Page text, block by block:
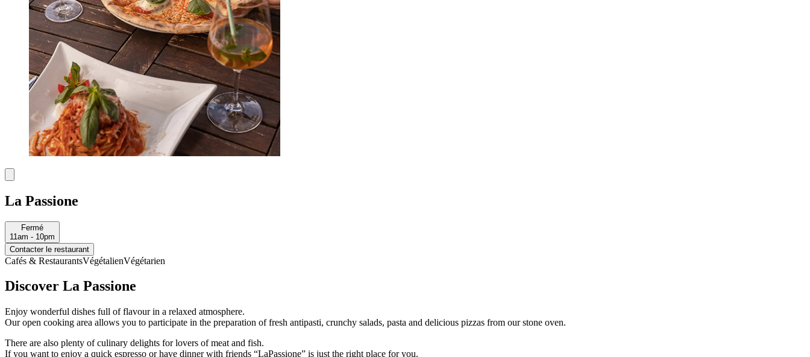
La Passione
Fermé
11am - 10pm
Contacter le restaurant
Cafés & RestaurantsVégétalienVégétarien
Discover La Passione
Enjoy wonderful dishes full of flavour in a relaxed atmosphere.
Our open cooking area allows you to participate in the preparation of fresh antipasti, crunchy salads, pasta and delicious pizzas from our stone oven.
There are also plenty of culinary delights for lovers of meat and fish.
If you want to enjoy a quick espresso or have dinner with friends “LaPassione” is just the right place for you.